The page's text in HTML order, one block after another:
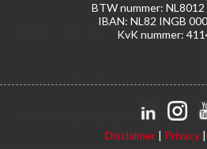
BTW nummer: NL8012
IBAN: NL82 INGB
KvK nummer:
Disclaimer | Privacy |